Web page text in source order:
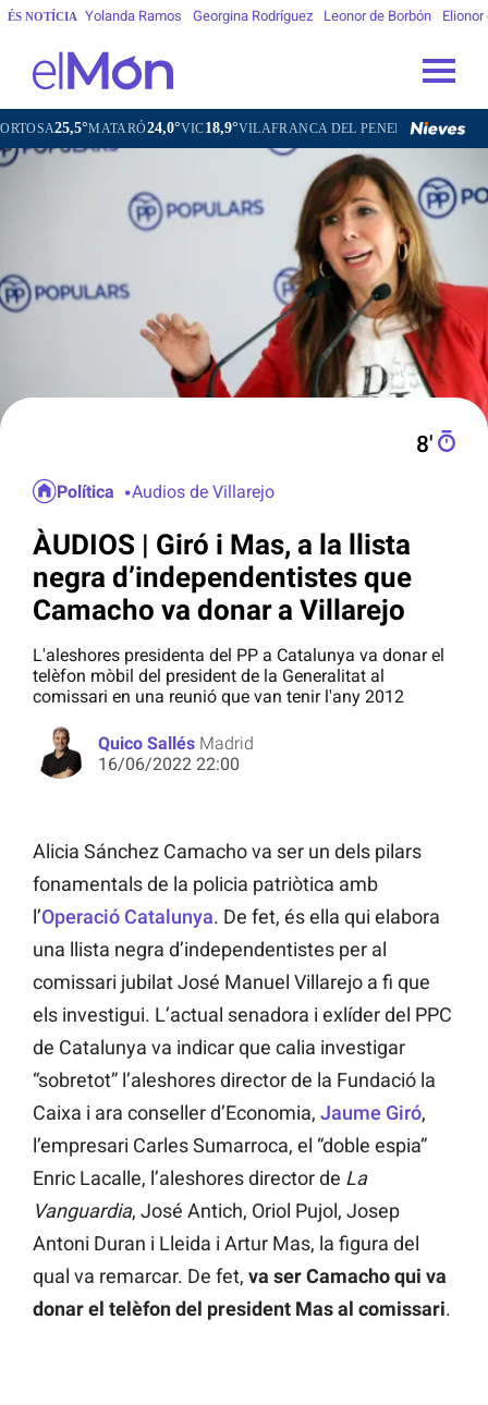
ÉS NOTÍCIA Yolanda Ramos Georgina Rodríguez Leonor de Borbón Elionor
24,0°VIC18,9°VILAFRANCA DEL PENEDÈS22,3°VILANOVA I LA
8′
Política Audios de Villarejo
ÀUDIOS | Giró i Mas, a la llista
negra d’independentistes que
Camacho va donar a Villarejo
L'aleshores presidenta del PP a Catalunya va donar el
telèfon mòbil del president de la Generalitat al
comissari en una reunió que van tenir l'any 2012
Quico Sallés Madrid
16/06/2022 22:00
Alicia Sánchez Camacho va ser un dels pilars
fonamentals de la policia patriòtica amb
l’Operació Catalunya. De fet, és ella qui elabora
una llista negra d’independentistes per al
comissari jubilat José Manuel Villarejo a fi que
els investigui. L’actual senadora i exlíder del PPC
de Catalunya va indicar que calia investigar
“sobretot” l’aleshores director de la Fundació la
Caixa i ara conseller d’Economia, Jaume Giró,
l’empresari Carles Sumarroca, el “doble espia”
Enric Lacalle, l’aleshores director de La
Vanguardia, José Antich, Oriol Pujol, Josep
Antoni Duran i Lleida i Artur Mas, la figura del
qual va remarcar. De fet, va ser Camacho qui va
donar el telèfon del president Mas al comissari.